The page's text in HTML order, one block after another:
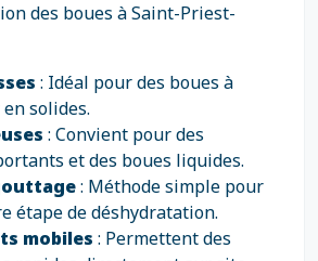
des boues à Saint-Priest-
: Idéal pour des boues à
solides.
: Convient pour des
et des boues liquides.
: Méthode simple pour
étape de déshydratation.
mobiles : Permettent des